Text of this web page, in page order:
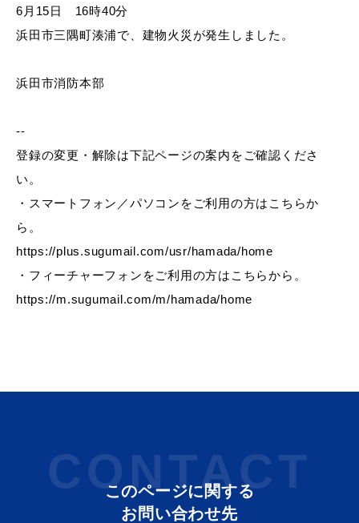
産業・ビジネス
教育・文化・
観光・飲食
場面から探す
6月15日 16時40分
浜田市三隅町湊浦で、建物火災が発生しました。
浜田市消防本部
--
登録の変更・解除は下記ページの案内をご確認くださ
い。
・スマートフォン／パソコンをご利用の方はこちらか
ら。
https://plus.sugumail.com/usr/hamada/home
・フィーチャーフォンをご利用の方はこちらから。
https://m.sugumail.com/m/hamada/home
CONTACT
このページに関する
お問い合わせ先